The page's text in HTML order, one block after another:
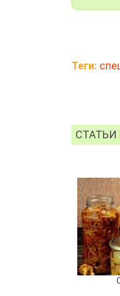
Теги:
СТАТЬИ